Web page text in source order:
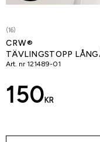
(16)
CRW®
TÄVLINGSTOPP
Art. nr 121489-01
150 KR